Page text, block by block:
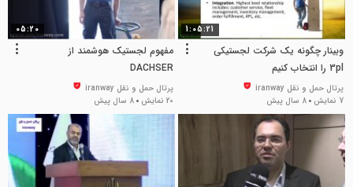
1:05:21
وبینار چگونه یک شرکت لجستیکی
3pl را انتخاب کنیم
پرتال حمل و نقل iranway
7 نمایش
8 سال پیش
05:20
مفهوم لجستیک هوشمند از
DACHSER
پرتال حمل و نقل iranway
20 نمایش
8 سال پیش